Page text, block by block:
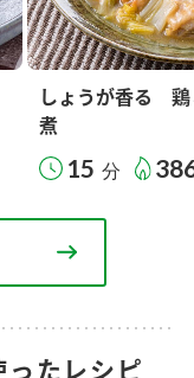
しょうが香る 鶏
煮
15 分
ったレシピ